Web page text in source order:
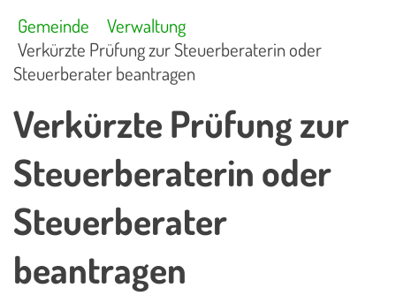
Gemeinde
Verwaltung
Verkürzte Prüfung zur Steuerberaterin oder
Steuerberater beantragen
Verkürzte Prüfung zur
Steuerberaterin oder
Steuerberater
beantragen